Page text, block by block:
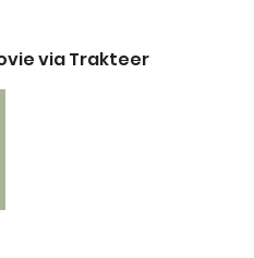
via Trakteer